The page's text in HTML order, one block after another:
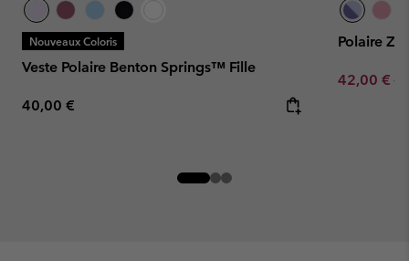
Nouveaux Coloris
Veste Polaire Benton Springs™ Fille
Regular price:
40,00 €
Polaire
Sale price:
42,00 €